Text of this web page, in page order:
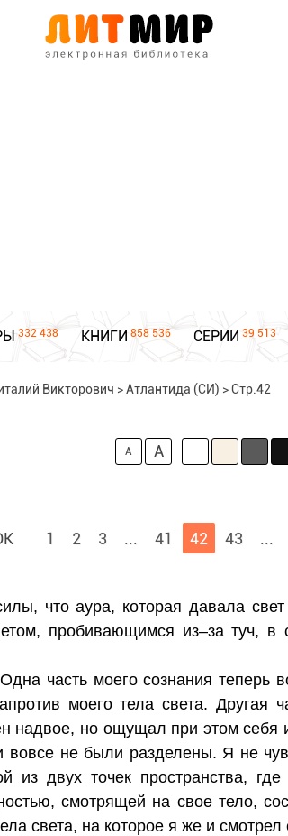
332 438 КНИГИ 858 536 СЕРИИ 39 513
Викторович >Атлантида (СИ) >Стр.42
A A
1 2 3 ... 41 42 43 ...
что аура, которая давала
пробивающимся из–за туч, в
часть моего сознания теперь
моего тела света. Другая
надвое, но ощущал при этом
вовсе не были разделены. Я не
двух точек пространства, где
смотрящей на свое тело,
света, на которое я же и смотрел